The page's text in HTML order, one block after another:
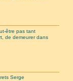
être pas tant
de demeurer dans
Serge